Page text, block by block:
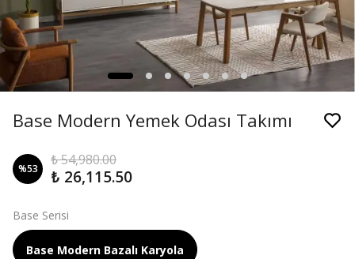
Base Modern Yemek Odası Takımı
%53
₺ 54,980.00
₺ 26,115.50
Base Serisi
Base Modern Bazalı Karyola